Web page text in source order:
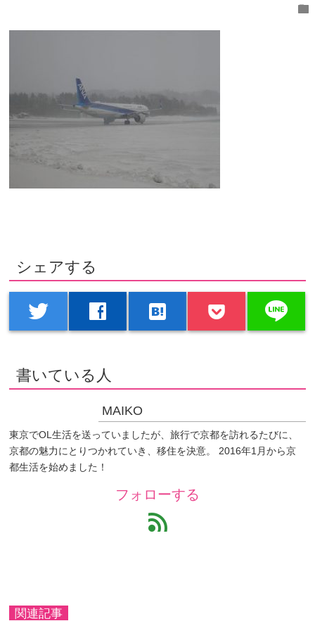
folder
シェアする
twitter facebook hatenabookmark line
書いている人
MAIKO
東京でOL生活を送っていましたが、旅行で京都を訪れるたびに、
京都の魅力にとりつかれていき、移住を決意。 2016年1月から京
都生活を始めました！
フォローする
feed
関連記事